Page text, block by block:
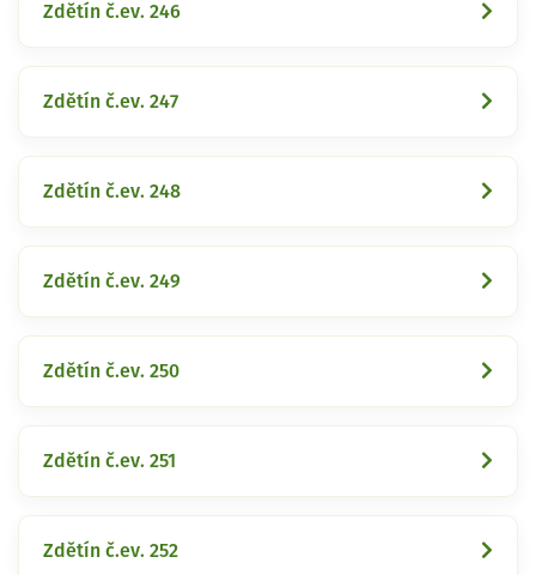
Zdětín č.ev. 246
Zdětín č.ev. 247
Zdětín č.ev. 248
Zdětín č.ev. 249
Zdětín č.ev. 250
Zdětín č.ev. 251
Zdětín č.ev. 252